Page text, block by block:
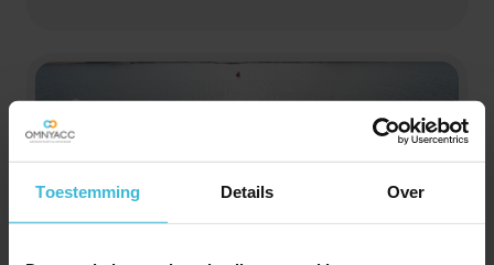
Toestemming Details Over